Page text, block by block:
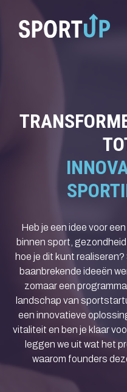
Heb je een idee voor
binnen sport,
hoe je dit kunt
baanbrekende ideeën
zomaar een
landschap van
een innovatieve
vitaliteit en ben je klaar
leggen we uit wat het
waarom founders